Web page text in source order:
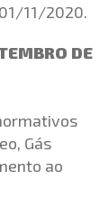
11/2020.
DE
Gás
ao